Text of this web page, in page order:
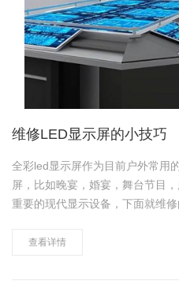
维修LED显示屏的小技巧
全彩led显示屏作为目前户外常用
屏，比如晚宴，婚宴，舞台节目
重要的现代显示设备，下面就维
须先主后次方式的处理，将明显
查看详情